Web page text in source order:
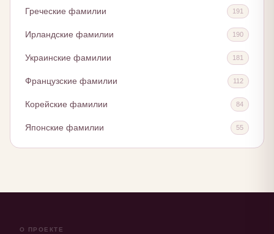
Греческие фамилии 191
Ирландские фамилии 190
Украинские фамилии 181
Французские фамилии 112
Корейские фамилии 84
Японские фамилии 55
О ПРОЕКТЕ